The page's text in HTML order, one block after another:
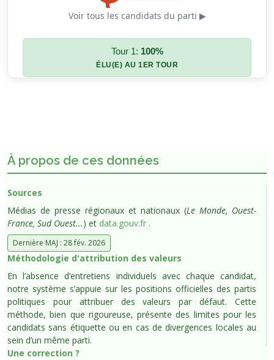
Voir tous les candidats du parti ▶
Tour 1: 100%
ÉLU(E) AU 1ER TOUR
À propos de ces données
Sources
Médias de presse régionaux et nationaux (Le Monde, Ouest-
France, Sud Ouest...) et data.gouv.fr .
Dernière MAJ : 28 fév. 2026
Méthodologie d'attribution des valeurs
En l’absence d’entretiens individuels avec chaque candidat,
notre système s’appuie sur les positions officielles des partis
politiques pour attribuer des valeurs par défaut. Cette
méthode, bien que rigoureuse, présente des limites pour les
candidats sans étiquette ou en cas de divergences locales au
sein d’un même parti.
Une correction ?